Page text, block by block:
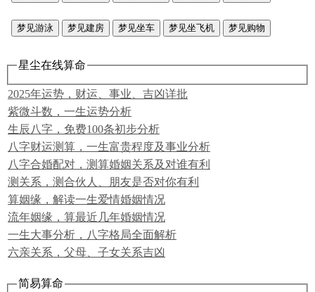
梦见游泳 梦见建房 梦见坐车 梦见坐飞机 梦见购物
星尘在线算命
2025年运势，财运、事业、吉凶详批
紫微斗数，一生运势分析
生辰八字，免费100条初步分析
八字财运测算，一生富贵程度及事业分析
八字合婚配对，测算婚姻关系及对谁有利
测关系，测合伙人、朋友是否对你有利
算姻缘，解读一生爱情婚姻情况
流年姻缘，算最近几年婚姻情况
一生大事分析，八字格局全面解析
六亲关系，父母、子女关系吉凶
简易算命